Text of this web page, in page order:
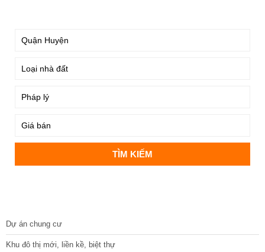
Dự án chung cư
Khu đô thị mới, liền kề, biệt thự